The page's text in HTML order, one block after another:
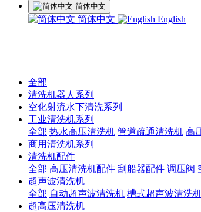
简体中文
简体中文 English
全部
清洗机器人系列
空化射流水下清洗系列
工业清洗机系列
全部 热水高压清洗机 管道疏通清洗机 高
商用清洗机系列
清洗机配件
全部 高压清洗机配件 刮船器配件 调压阀
超声波清洗机
全部 自动超声波清洗机 槽式超声波清洗
超高压清洗机